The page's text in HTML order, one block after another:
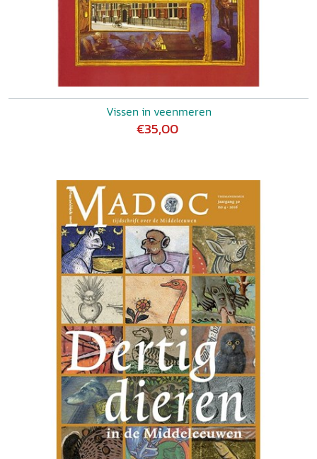
Vissen in veenmeren
€35,00